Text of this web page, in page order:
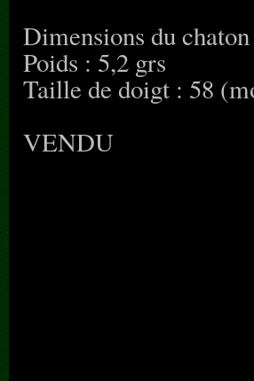
Dimensions du
Poids : 5,2 grs
Taille de doigt : 58
VENDU